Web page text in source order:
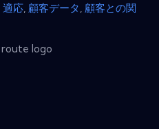
適応 顧客データ 顧客との関